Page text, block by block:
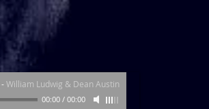
-William Ludwig & Dean Austin
00:00 / 00:00